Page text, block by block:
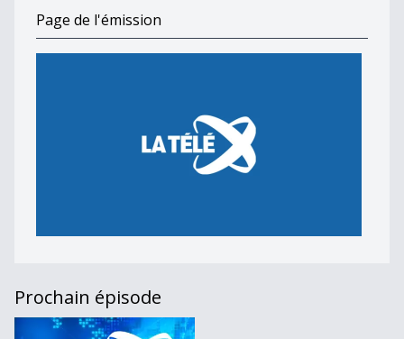
Page de l'émission
Prochain épisode
L&#039;Actu du 26.10.16 - 18h00